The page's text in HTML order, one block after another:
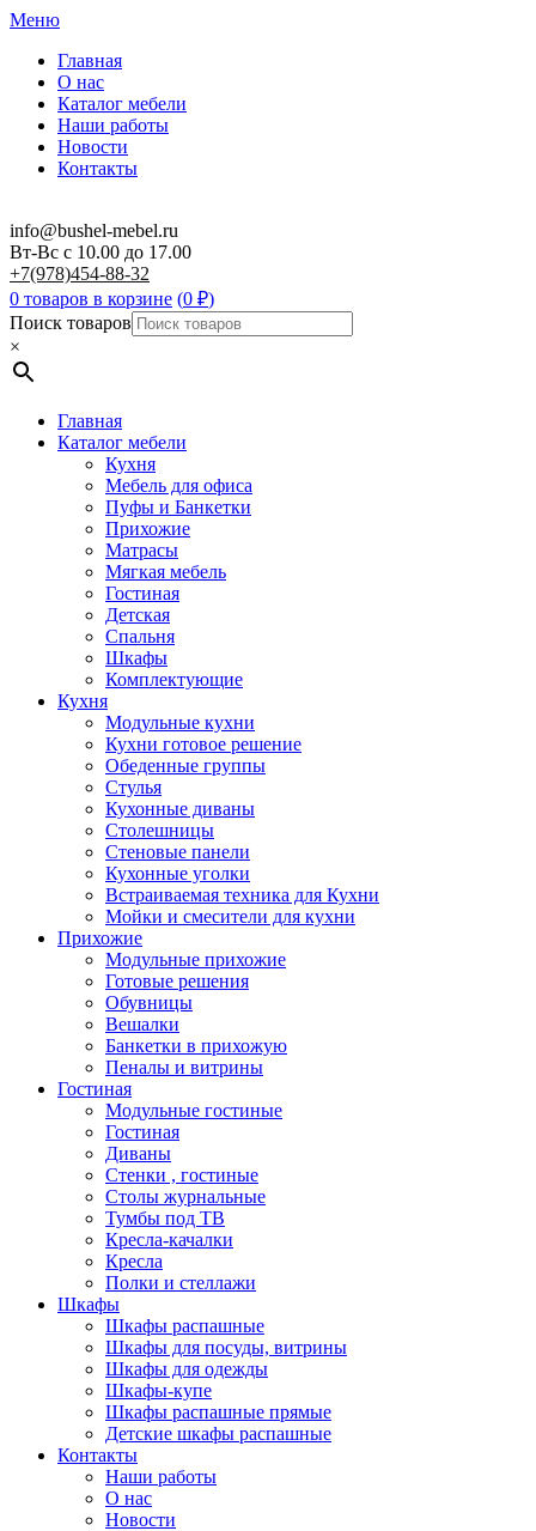
Меню
Главная
О нас
Каталог мебели
Наши работы
Новости
Контакты
info@bushel-mebel.ru
Вт-Вс c 10.00 до 17.00
+7(978)454-88-32
0 товаров в корзине (0 ₽)
Поиск товаров
×
Главная
Каталог мебели
Кухня
Мебель для офиса
Пуфы и Банкетки
Прихожие
Матрасы
Мягкая мебель
Гостиная
Детская
Спальня
Шкафы
Комплектующие
Кухня
Модульные кухни
Кухни готовое решение
Обеденные группы
Стулья
Кухонные диваны
Столешницы
Стеновые панели
Кухонные уголки
Встраиваемая техника для Кухни
Мойки и смесители для кухни
Прихожие
Модульные прихожие
Готовые решения
Обувницы
Вешалки
Банкетки в прихожую
Пеналы и витрины
Гостиная
Модульные гостиные
Гостиная
Диваны
Стенки , гостиные
Столы журнальные
Тумбы под ТВ
Кресла-качалки
Кресла
Полки и стеллажи
Шкафы
Шкафы распашные
Шкафы для посуды, витрины
Шкафы для одежды
Шкафы-купе
Шкафы распашные прямые
Детские шкафы распашные
Контакты
Наши работы
О нас
Новости